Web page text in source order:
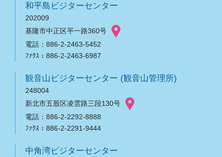
和平島ビジターセンター
202009
基隆市中正区平一路360号
電話：886-2-2463-5452
ﾌｧｸｽ：886-2-2463-6987
観音山ビジターセンター (観音山管理所)
248004
新北市五股区凌雲路三段130号
電話：886-2-2292-8888
ﾌｧｸｽ：886-2-2291-9444
中角湾ビジターセンター